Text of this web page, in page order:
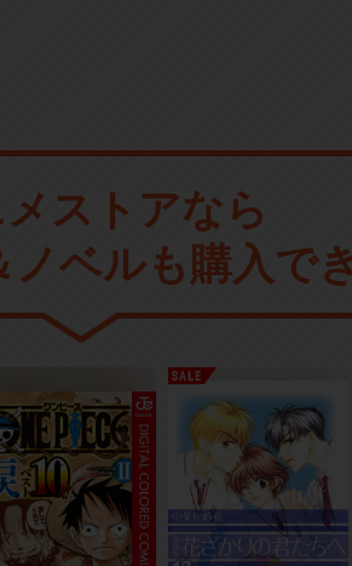
ストアなら
ベルも購入で